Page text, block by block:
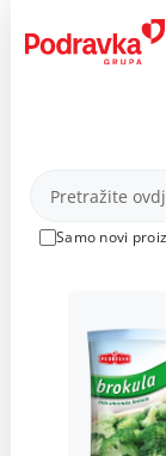
content
Samo novi